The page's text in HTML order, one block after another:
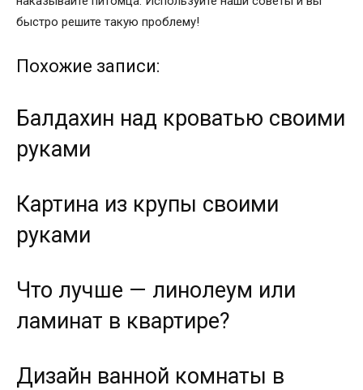
быстро решите такую проблему!
Похожие записи:
Балдахин над кроватью своими
руками
Картина из крупы своими
руками
Что лучше — линолеум или
ламинат в квартире?
Дизайн ванной комнаты в